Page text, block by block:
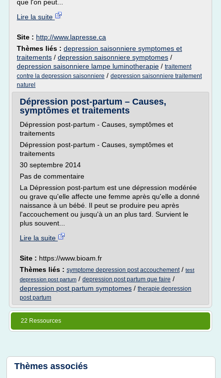
que l'on peut...
Lire la suite
Site : http://www.lapresse.ca
Thèmes liés : depression saisonniere symptomes et
traitements / depression saisonniere symptomes /
depression saisonniere lampe luminotherapie / traitement
contre la depression saisonniere / depression saisonniere traitement
naturel
Dépression post-partum – Causes,
symptômes et traitements
Dépression post-partum - Causes, symptômes et
traitements
Dépression post-partum - Causes, symptômes et
traitements
30 septembre 2014
Pas de commentaire
La Dépression post-partum est une dépression modérée
ou grave qu'elle affecte une femme après qu'elle a donné
naissance à un bébé. Il peut se produire peu après
l'accouchement ou jusqu'à un an plus tard. Survient le
plus souvent...
Lire la suite
Site : https://www.bioam.fr
Thèmes liés : symptome depression post accouchement/ test
depression post partum / depression post partum que faire /
depression post partum symptomes / therapie depression
post partum
22 Ressources
Thèmes associés